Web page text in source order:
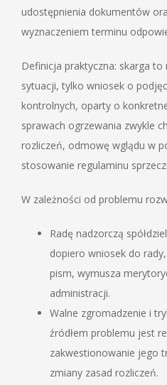
udostępnienia dokumentów
wyznaczeniem terminu
Definicja praktyczna: skarga
sytuacji, tylko wniosek o
kontrolnych, oparty o
sprawach ogrzewania zwykle
rozliczeń, odmowę wglądu w
stosowanie regulaminu
W zależności od problemu
Radę nadzorczą
dopiero wniosek do
pism, wymusza
administracji.
Walne zgromadzenie i
źródłem problemu jest
zakwestionowanie jego
zmiany zasad rozliczeń.